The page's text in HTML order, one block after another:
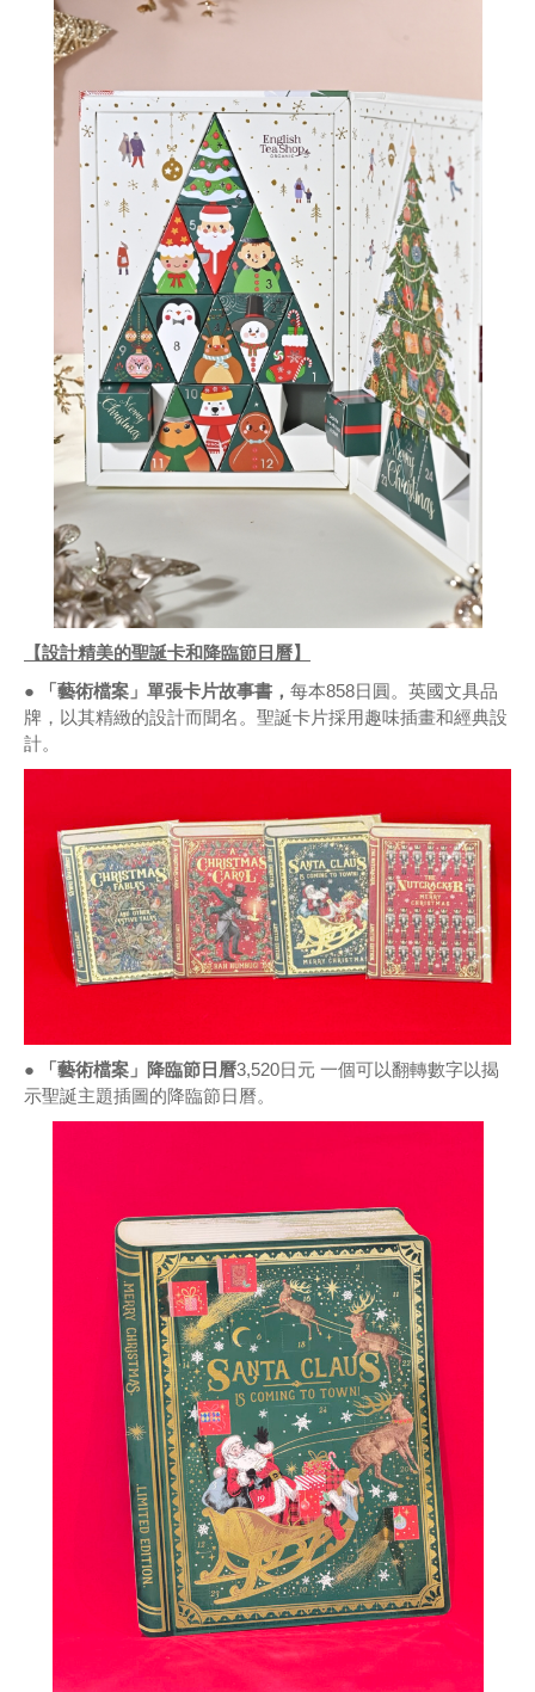
【設計精美的聖誕卡和降臨節日曆】
● 「藝術檔案」單張卡片故事書， 每本858日圓。英國文具品
牌，以其精緻的設計而聞名。聖誕卡片採用趣味插畫和經典設
計。
● 「藝術檔案」降臨節日曆3,520日元 一個可以翻轉數字以揭
示聖誕主題插圖的降臨節日曆。